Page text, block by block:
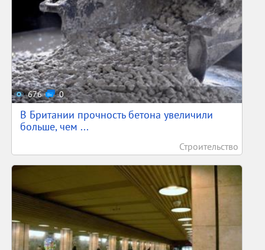
676 0
В Британии прочность бетона увеличили
больше, чем ...
Строительство